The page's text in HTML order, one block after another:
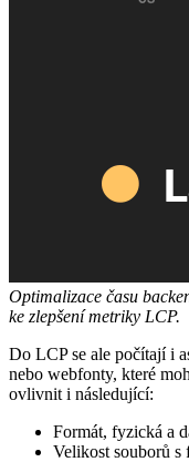
Optimalizace času
ke zlepšení metriky LCP.
Do LCP se ale počítají i
nebo webfonty, které
ovlivnit i následující:
Formát, fyzická a
Velikost souborů s